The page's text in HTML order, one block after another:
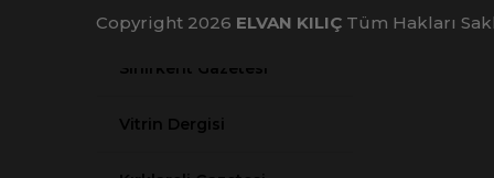
Yurt Gazetesi
Sınırkent Gazetesi
Vitrin Dergisi
Copyright 2026 ELVAN KILIÇ Tüm Hakları